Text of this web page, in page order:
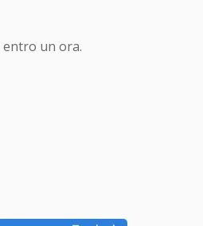
un ora.